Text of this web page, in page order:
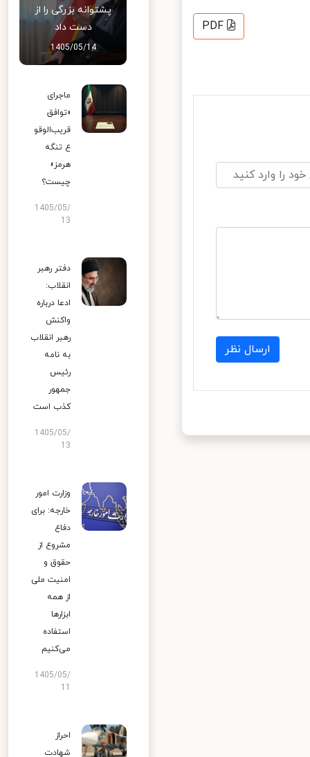
PDF
ارسال نظر
پشتوانه بزرگی را از
دست داد
1405/05/14
ماجرای
«توافق
قریب‌الوقو
ع تنگه
هرمز»
چیست؟
1405/05/
13
دفتر رهبر
انقلاب:
ادعا درباره
واکنش
رهبر انقلاب
به نامه
رئیس
جمهور
کذب است
1405/05/
13
وزارت امور
خارجه: برای
دفاع
مشروع از
حقوق و
امنیت ملی
از همه
ابزارها
استفاده
می‌کنیم
1405/05/
احراز
شهادت